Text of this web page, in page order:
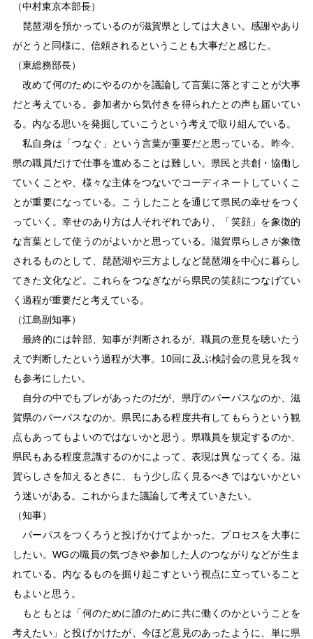
（中村東京本部長）
琵琶湖を預かっているのが滋賀県としては大きい。感謝やあり
がとうと同様に、信頼されるということも大事だと感じた。
（東総務部長）
改めて何のためにやるのかを議論して言葉に落とすことが大事
だと考えている。参加者から気付きを得られたとの声も届いてい
る。内なる思いを発掘していこうという考えで取り組んでいる。
私自身は「つなぐ」という言葉が重要だと思っている。昨今、
県の職員だけで仕事を進めることは難しい。県民と共創・協働し
ていくことや、様々な主体をつないでコーディネートしていくこ
とが重要になっている。こうしたことを通じて県民の幸せをつく
っていく。幸せのあり方は人それぞれであり、「笑顔」を象徴的
な言葉として使うのがよいかと思っている。滋賀県らしさが象徴
されるものとして、琵琶湖や三方よしなど琵琶湖を中心に暮らし
てきた文化など。これらをつなぎながら県民の笑顔につなげてい
く過程が重要だと考えている。
（江島副知事）
最終的には幹部、知事が判断されるが、職員の意見を聴いたう
えで判断したという過程が大事。10回に及ぶ検討会の意見を我々
も参考にしたい。
自分の中でもブレがあったのだが、県庁のパーパスなのか、滋
賀県のパーパスなのか。県民にある程度共有してもらうという観
点もあってもよいのではないかと思う。県職員を規定するのか、
県民もある程度意識するのかによって、表現は異なってくる。滋
賀らしさを加えるときに、もう少し広く見るべきではないかとい
う迷いがある。これからまた議論して考えていきたい。
（知事）
パーパスをつくろうと投げかけてよかった。プロセスを大事に
したい。WGの職員の気づきや参加した人のつながりなどが生ま
れている。内なるものを掘り起こすという視点に立っていること
もよいと思う。
もともとは「何のために誰のために共に働くのかということを
考えたい」と投げかけたが、今ほど意見のあったように、単に県